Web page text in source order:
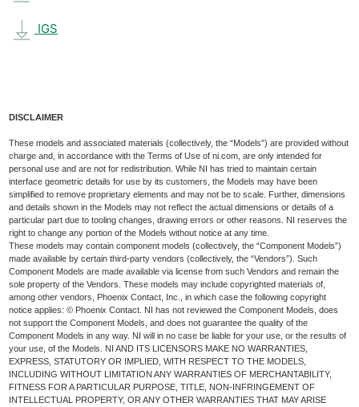
IGS
DISCLAIMER
These models and associated materials (collectively, the “Models”) are provided without
charge and, in accordance with the Terms of Use of ni.com, are only intended for
personal use and are not for redistribution. While NI has tried to maintain certain
interface geometric details for use by its customers, the Models may have been
simplified to remove proprietary elements and may not be to scale. Further, dimensions
and details shown in the Models may not reflect the actual dimensions or details of a
particular part due to tooling changes, drawing errors or other reasons. NI reserves the
right to change any portion of the Models without notice at any time.
These models may contain component models (collectively, the “Component Models”)
made available by certain third-party vendors (collectively, the “Vendors”). Such
Component Models are made available via license from such Vendors and remain the
sole property of the Vendors. These models may include copyrighted materials of,
among other vendors, Phoenix Contact, Inc., in which case the following copyright
notice applies: © Phoenix Contact. NI has not reviewed the Component Models, does
not support the Component Models, and does not guarantee the quality of the
Component Models in any way. NI will in no case be liable for your use, or the results of
your use, of the Models. NI AND ITS LICENSORS MAKE NO WARRANTIES,
EXPRESS, STATUTORY OR IMPLIED, WITH RESPECT TO THE MODELS,
INCLUDING WITHOUT LIMITATION ANY WARRANTIES OF MERCHANTABILITY,
FITNESS FOR A PARTICULAR PURPOSE, TITLE, NON-INFRINGEMENT OF
INTELLECTUAL PROPERTY, OR ANY OTHER WARRANTIES THAT MAY ARISE